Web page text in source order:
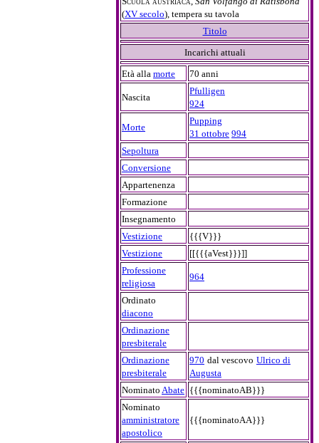
(XV secolo), tempera su tavola
Titolo
Incarichi attuali
Età alla morte 70 anni
Nascita
Pfulligen
924
Morte
Pupping
31 ottobre 994
Sepoltura
Conversione
Appartenenza
Formazione
Insegnamento
Vestizione
{{{V}}}
Vestizione
[[{{{aVest}}}]]
Professione
religiosa
964
Ordinato
diacono
Ordinazione
presbiterale
Ordinazione
presbiterale
970 dal vescovo Ulrico di
Augusta
Nominato Abate {{{nominatoAB}}}
Nominato
amministratore
apostolico
{{{nominatoAA}}}